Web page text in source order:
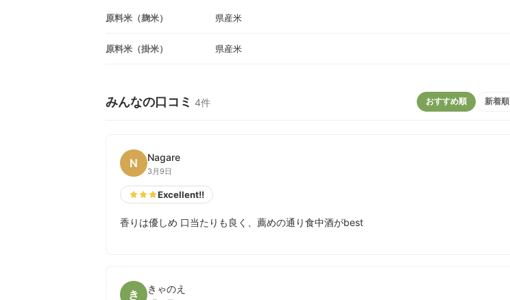
原料米（麹米） 県産米
原料米（掛米） 県産米
みんなの口コミ 4件 おすすめ順 新着順
N Nagare
3月9日
Excellent!!
香りは優しめ 口当たりも良く、薦めの通り食中酒がbest
き きゃのえ